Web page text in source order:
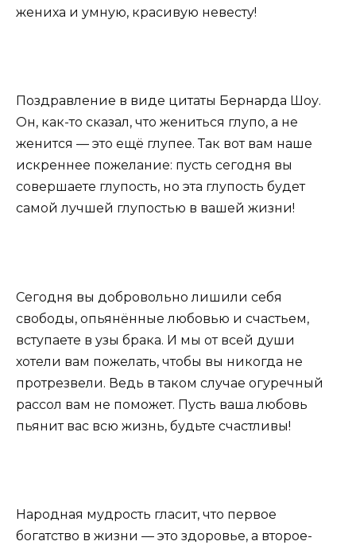
жениха и умную, красивую невесту!
Поздравление в виде цитаты Бернарда Шоу.
Он, как-то сказал, что жениться глупо, а не
женится — это ещё глупее. Так вот вам наше
искреннее пожелание: пусть сегодня вы
совершаете глупость, но эта глупость будет
самой лучшей глупостью в вашей жизни!
Сегодня вы добровольно лишили себя
свободы, опьянённые любовью и счастьем,
вступаете в узы брака. И мы от всей души
хотели вам пожелать, чтобы вы никогда не
протрезвели. Ведь в таком случае огуречный
рассол вам не поможет. Пусть ваша любовь
пьянит вас всю жизнь, будьте счастливы!
Народная мудрость гласит, что первое
богатство в жизни — это здоровье, а второе-